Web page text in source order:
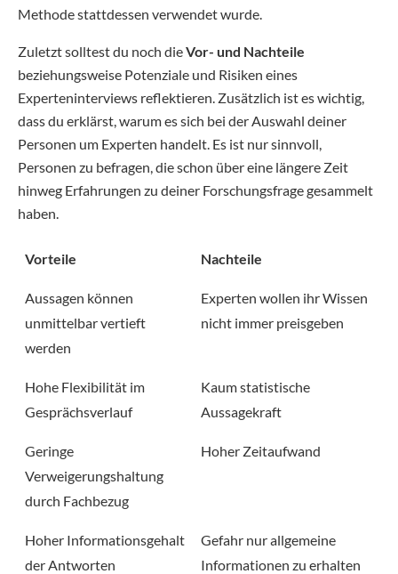
Methode stattdessen verwendet wurde.
Zuletzt solltest du noch dieVor- und Nachteile
beziehungsweise Potenziale und Risiken eines
Experteninterviews reflektieren. Zusätzlich ist es wichtig,
dass du erklärst, warum es sich bei der Auswahl deiner
Personen um Experten handelt. Es ist nur sinnvoll,
Personen zu befragen, die schon über eine längere Zeit
hinweg Erfahrungen zu deiner Forschungsfrage gesammelt
haben.
Vorteile Nachteile
Aussagen können
unmittelbar vertieft
werden
Experten wollen ihr Wissen
nicht immer preisgeben
Hohe Flexibilität im
Gesprächsverlauf
Kaum statistische
Aussagekraft
Geringe
Verweigerungshaltung
durch Fachbezug
Hoher Zeitaufwand
Hoher Informationsgehalt
der Antworten
Gefahr nur allgemeine
Informationen zu erhalten